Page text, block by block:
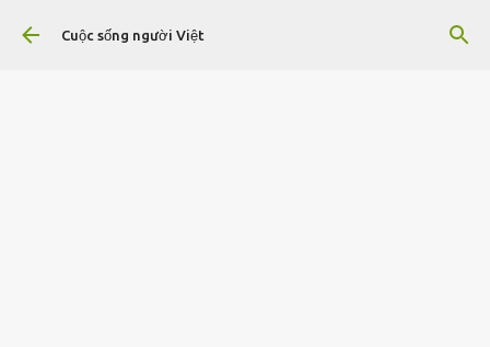
Chuyển đến nội dung chính
Cuộc sống người Việt